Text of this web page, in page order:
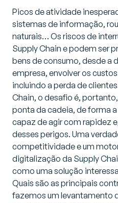
Picos de atividade
sistemas de informação,
naturais… Os riscos de
Supply Chain e podem ser
bens de consumo, desde a
empresa, envolver os
incluindo a perda de
Chain, o desafio é,
ponta da cadeia, de forma
capaz de agir com rapidez
desses perigos. Uma
competitividade e um
digitalização da Supply
como uma solução
Quais são as principais
fazemos um levantamento